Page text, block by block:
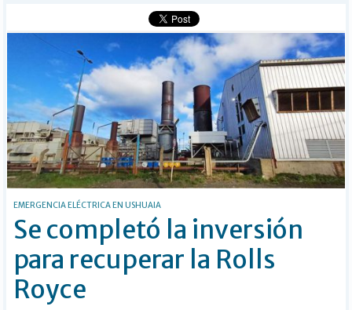
EMERGENCIA ELÉCTRICA EN USHUAIA
Se completó la inversión
para recuperar la Rolls
Royce